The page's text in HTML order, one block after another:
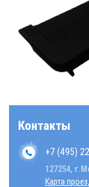
Контакты
+7 (495)
127254,
Карта